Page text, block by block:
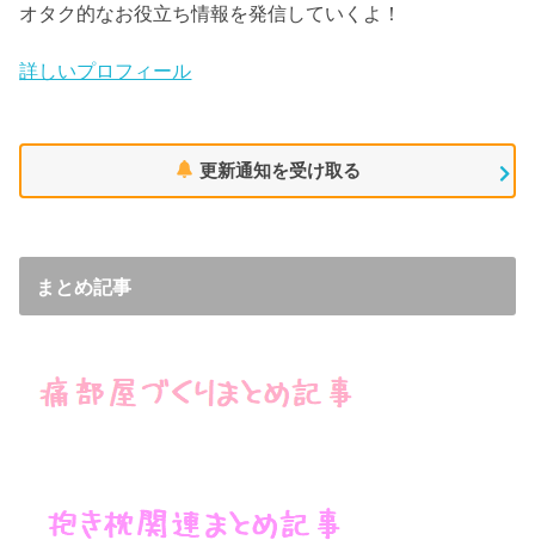
オタク的なお役立ち情報を発信していくよ！
詳しいプロフィール
更新通知を受け取る
まとめ記事